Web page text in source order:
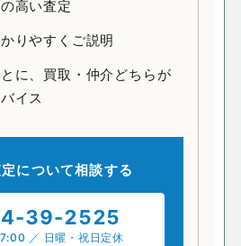
高い査定
りやすくご説明
に、買取・仲介どちらが
イス
について相談する
39-2525
／ 日曜・祝日定休